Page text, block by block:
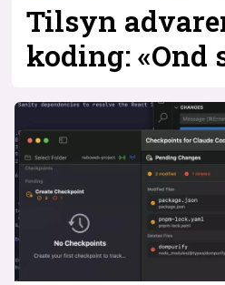
Tilsyn
koding: «Ond